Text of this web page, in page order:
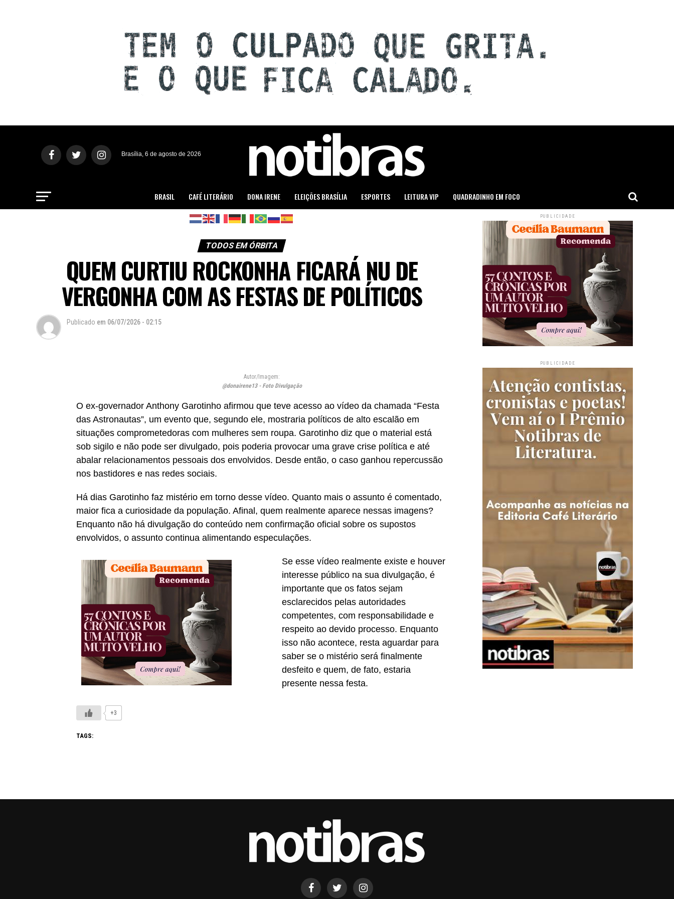
Brasília, 6 de agosto de 2026
BRASIL CAFÉ LITERÁRIO DONA IRENE ELEIÇÕES BRASÍLIA ESPORTES LEITURA VIP QUADRADINHO EM FOCO
TODOS EM ÓRBITA
QUEM CURTIU ROCKONHA FICARÁ NU DE
VERGONHA COM AS FESTAS DE POLÍTICOS
Publicado em 06/07/2026 - 02:15
Autor/Imagem:
@donairene13 - Foto Divulgação
O ex-governador Anthony Garotinho afirmou que teve acesso ao vídeo da chamada “Festa
das Astronautas”, um evento que, segundo ele, mostraria políticos de alto escalão em
situações comprometedoras com mulheres sem roupa. Garotinho diz que o material está
sob sigilo e não pode ser divulgado, pois poderia provocar uma grave crise política e até
abalar relacionamentos pessoais dos envolvidos. Desde então, o caso ganhou repercussão
nos bastidores e nas redes sociais.
Há dias Garotinho faz mistério em torno desse vídeo. Quanto mais o assunto é comentado,
maior fica a curiosidade da população. Afinal, quem realmente aparece nessas imagens?
Enquanto não há divulgação do conteúdo nem confirmação oficial sobre os supostos
envolvidos, o assunto continua alimentando especulações.
Se esse vídeo realmente existe e houver
interesse público na sua divulgação, é
importante que os fatos sejam
esclarecidos pelas autoridades
competentes, com responsabilidade e
respeito ao devido processo. Enquanto
isso não acontece, resta aguardar para
saber se o mistério será finalmente
desfeito e quem, de fato, estaria
presente nessa festa.
+3
TAGS:
PUBLICIDADE
PUBLICIDADE